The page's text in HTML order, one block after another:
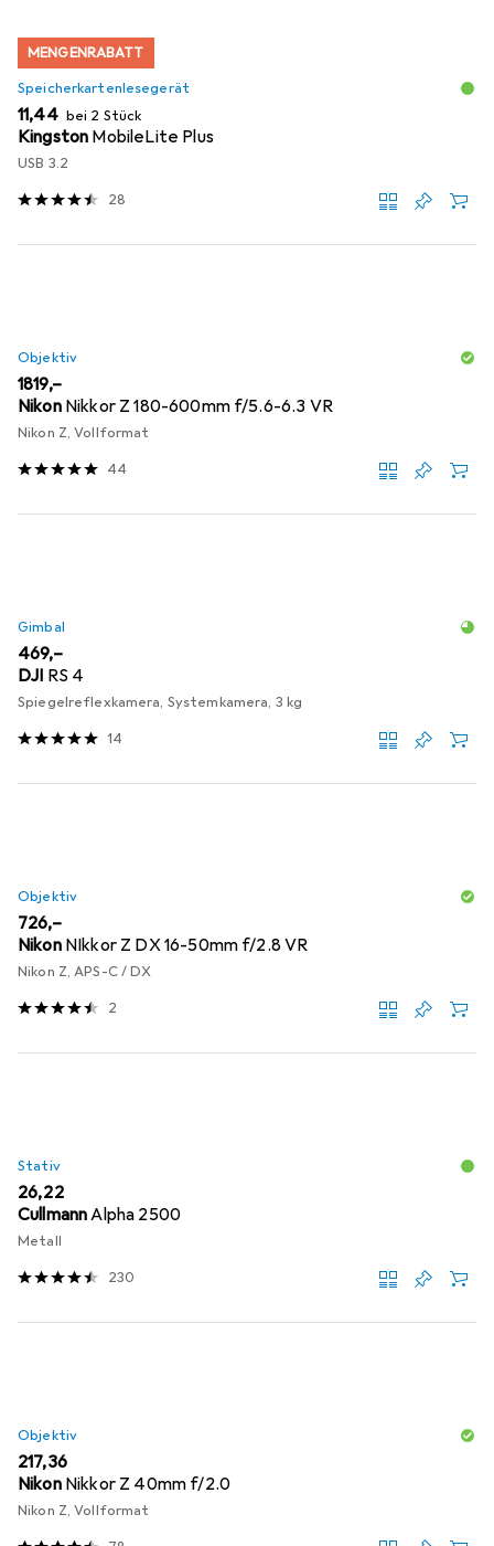
MENGENRABATT
Speicherkartenlesegerät
EUR
11,44 bei 2 Stück
Kingston MobileLite Plus
USB 3.2
28
Objektiv
EUR
1819,–
Nikon Nikkor Z 180-600mm f/5.6-6.3 VR
Nikon Z, Vollformat
44
Gimbal
EUR
469,–
DJI RS 4
Spiegelreflexkamera, Systemkamera, 3 kg
14
Objektiv
EUR
726,–
Nikon NIkkor Z DX 16-50mm f/2.8 VR
Nikon Z, APS-C / DX
2
Stativ
EUR
26,22
CullmannAlpha 2500
Metall
230
Objektiv
EUR
217,36
Nikon Nikkor Z 40mm f/2.0
Nikon Z, Vollformat